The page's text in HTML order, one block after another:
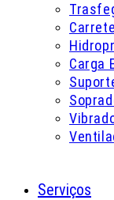
Carga
Serviços